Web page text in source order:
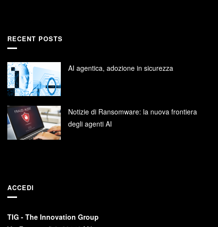
RECENT POSTS
AI agentica, adozione in sicurezza
Notizie di Ransomware: la nuova frontiera
degli agenti AI
ACCEDI
TIG - The Innovation Group